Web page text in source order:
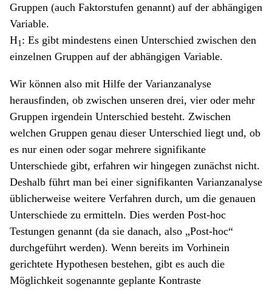
Gruppen (auch Faktorstufen genannt) auf der abhängigen
Variable.
H1: Es gibt mindestens einen Unterschied zwischen den
einzelnen Gruppen auf der abhängigen Variable.
Wir können also mit Hilfe der Varianzanalyse
herausfinden, ob zwischen unseren drei, vier oder mehr
Gruppen irgendein Unterschied besteht. Zwischen
welchen Gruppen genau dieser Unterschied liegt und, ob
es nur einen oder sogar mehrere signifikante
Unterschiede gibt, erfahren wir hingegen zunächst nicht.
Deshalb führt man bei einer signifikanten Varianzanalyse
üblicherweise weitere Verfahren durch, um die genauen
Unterschiede zu ermitteln. Dies werden Post-hoc
Testungen genannt (da sie danach, also „Post-hoc“
durchgeführt werden). Wenn bereits im Vorhinein
gerichtete Hypothesen bestehen, gibt es auch die
Möglichkeit sogenannte geplante Kontraste